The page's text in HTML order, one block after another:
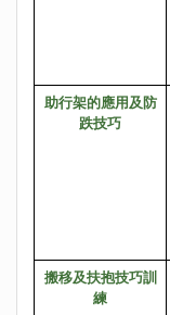
助行架的應用及防
跌技巧
搬移及扶抱技巧訓
練